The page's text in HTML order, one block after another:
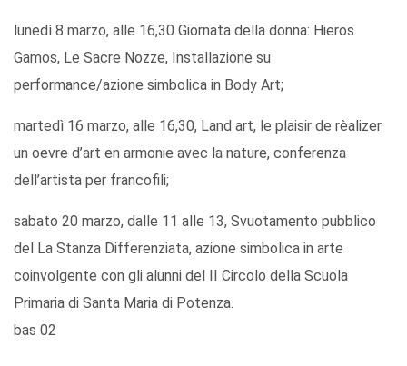
lunedì 8 marzo, alle 16,30 Giornata della donna: Hieros
Gamos, Le Sacre Nozze, Installazione su
performance/azione simbolica in Body Art;
martedì 16 marzo, alle 16,30, Land art, le plaisir de rèalizer
un oevre d’art en armonie avec la nature, conferenza
dell’artista per francofili;
sabato 20 marzo, dalle 11 alle 13, Svuotamento pubblico
del La Stanza Differenziata, azione simbolica in arte
coinvolgente con gli alunni del II Circolo della Scuola
Primaria di Santa Maria di Potenza.
bas 02